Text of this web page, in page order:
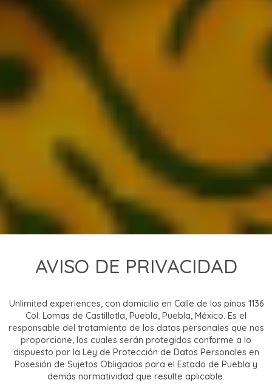
AVISO DE PRIVACIDAD
Unlimited experiences, con domicilio en Calle de los pinos 1136
Col. Lomas de Castillotla, Puebla, Puebla, México. Es el
responsable del tratamiento de los datos personales que nos
proporcione, los cuales serán protegidos conforme a lo
dispuesto por la Ley de Protección de Datos Personales en
Posesión de Sujetos Obligados para el Estado de Puebla y
demás normatividad que resulte aplicable.